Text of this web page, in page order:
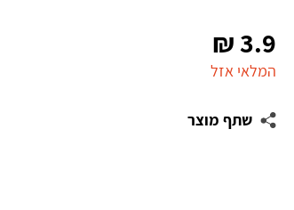
3.9
₪
המלאי אזל
שתף מוצר